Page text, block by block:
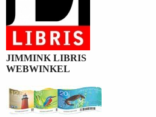
JIMMINK LIBRIS
WEBWINKEL